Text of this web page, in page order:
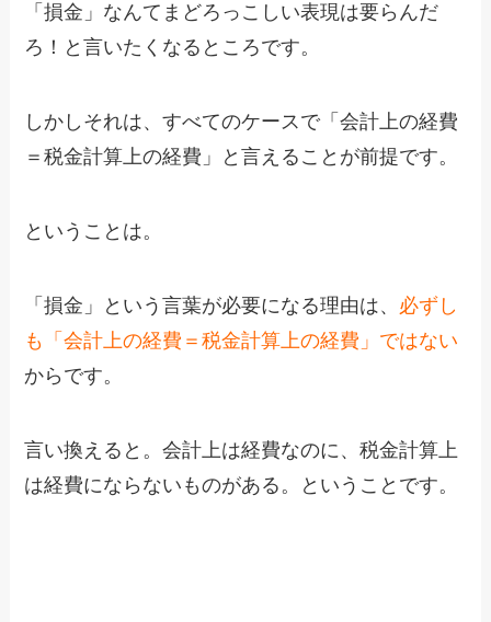
「損金」なんてまどろっこしい表現は要らんだ
ろ！と言いたくなるところです。
しかしそれは、すべてのケースで「会計上の経費
＝税金計算上の経費」と言えることが前提です。
ということは。
「損金」という言葉が必要になる理由は、 必ずし
も「会計上の経費＝税金計算上の経費」ではない
からです。
言い換えると。会計上は経費なのに、税金計算上
は経費にならないものがある。ということです。